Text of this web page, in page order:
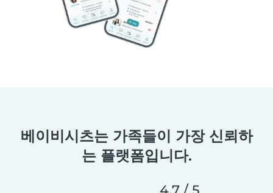
베이비시츠는 가족들이 가장 신뢰하
는 플랫폼입니다.
4.7 / 5